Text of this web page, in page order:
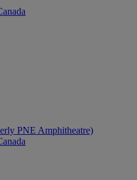
PNE Amphitheatre)